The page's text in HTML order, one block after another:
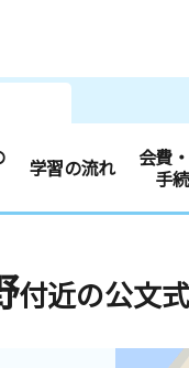
学習の流れ
会費
手
付近の公文